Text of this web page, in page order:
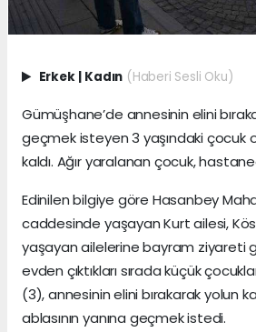
Erkek | Kadın (Haberi Sesli Oku)
Gümüşhane’de annesinin elini
geçmek isteyen 3 yaşındaki çocuk
kaldı. Ağır yaralanan çocuk,
Edinilen bilgiye göre Hasanbey
caddesinde yaşayan Kurt ailesi,
yaşayan ailelerine bayram ziyareti
evden çıktıkları sırada küçük
(3), annesinin elini bırakarak yolun
ablasının yanına geçmek istedi.